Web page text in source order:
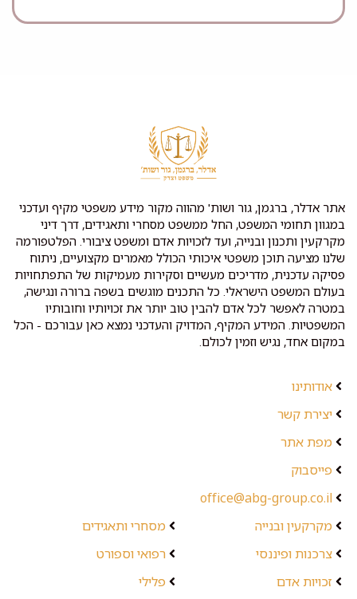
אתר אדלר, ברגמן, גור ושות' מהווה מקור מידע משפטי מקיף ועדכני
במגוון תחומי המשפט, החל ממשפט מסחרי ותאגידים, דרך דיני
מקרקעין ותכנון ובנייה, ועד לזכויות אדם ומשפט ציבורי. הפלטפורמה
שלנו מציעה תוכן משפטי איכותי הכולל מאמרים מקצועיים, ניתוח
פסיקה עדכנית, מדריכים מעשיים וסקירות מעמיקות של התפתחויות
בעולם המשפט הישראלי. כל התכנים מוגשים בשפה ברורה ונגישה,
במטרה לאפשר לכל אדם להבין טוב יותר את זכויותיו וחובותיו
המשפטיות. המידע המקיף, המדויק והעדכני נמצא כאן עבורכם - הכל
במקום אחד, נגיש וזמין לכולם.
אודותינו
יצירת קשר
מפת אתר
פייסבוק
office@abg-group.co.il
מקרקעין ובנייה
צרכנות ופיננסי
זכויות אדם
מסחרי ותאגידים
רפואי וספורט
פלילי